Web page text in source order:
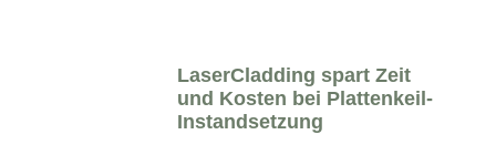
LaserCladding spart Zeit
und Kosten bei Plattenkeil-
Instandsetzung